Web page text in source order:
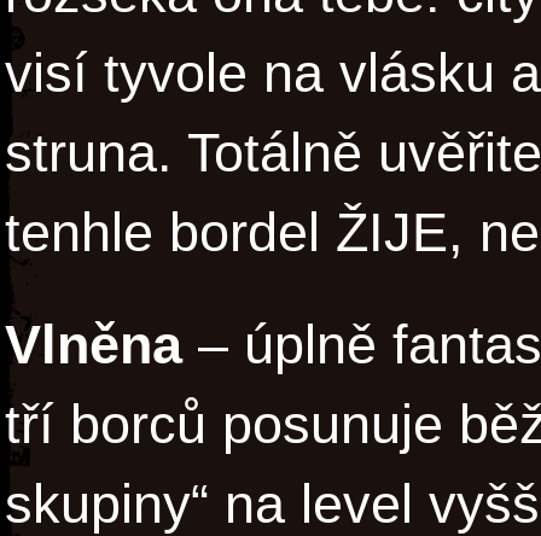
visí tyvole na vlásku
struna. Totálně
tenhle bordel ŽIJE,
Vlněna– úplně
tří borců posunuje
skupiny“ na level